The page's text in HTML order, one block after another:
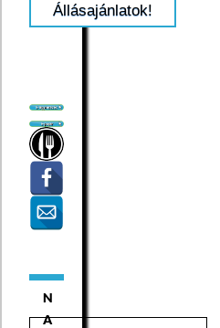
Állásajánlatok!
N
A